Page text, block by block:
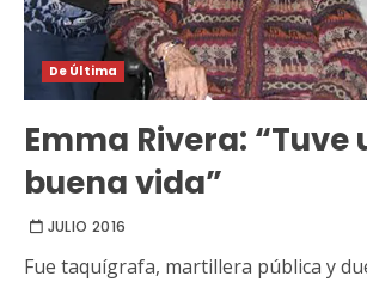
De Última
Emma Rivera: “Tuve
buena vida”
JULIO 2016
Fue taquígrafa, martillera pública y